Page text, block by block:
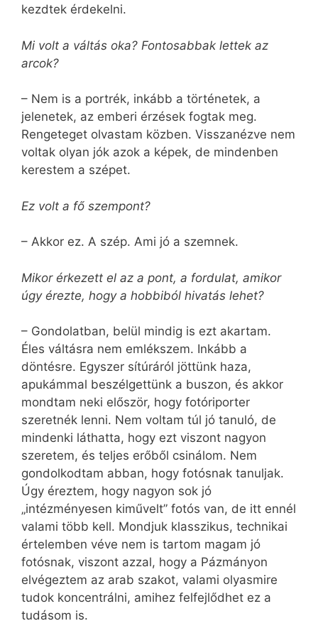
kezdtek érdekelni.
Mi volt a váltás oka? Fontosabbak lettek az
arcok?
– Nem is a portrék, inkább a történetek, a
jelenetek, az emberi érzések fogtak meg.
Rengeteget olvastam közben. Visszanézve nem
voltak olyan jók azok a képek, de mindenben
kerestem a szépet.
Ez volt a fő szempont?
– Akkor ez. A szép. Ami jó a szemnek.
Mikor érkezett el az a pont, a fordulat, amikor
úgy érezte, hogy a hobbiból hivatás lehet?
– Gondolatban, belül mindig is ezt akartam.
Éles váltásra nem emlékszem. Inkább a
döntésre. Egyszer sítúráról jöttünk haza,
apukámmal beszélgettünk a buszon, és akkor
mondtam neki először, hogy fotóriporter
szeretnék lenni. Nem voltam túl jó tanuló, de
mindenki láthatta, hogy ezt viszont nagyon
szeretem, és teljes erőből csinálom. Nem
gondolkodtam abban, hogy fotósnak tanuljak.
Úgy éreztem, hogy nagyon sok jó
„intézményesen kiművelt” fotós van, de itt ennél
valami több kell. Mondjuk klasszikus, technikai
értelemben véve nem is tartom magam jó
fotósnak, viszont azzal, hogy a Pázmányon
elvégeztem az arab szakot, valami olyasmire
tudok koncentrálni, amihez felfejlődhet ez a
tudásom is.